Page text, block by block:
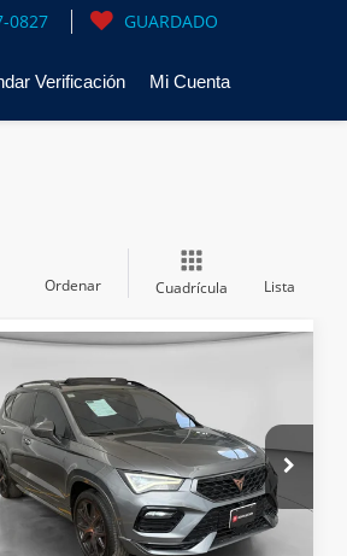
0827 GUARDADO
Verificación Mi Cuenta
Ordenar Cuadrícula Lista
CUPRA ATECA
4DRIVE
Revolución
VSSDD75F6N6527362Valores:139822
78,000 km Ext. Int.
CONTACTAR UN
ASESOR
OBTÉN FINANCIAMIENTO